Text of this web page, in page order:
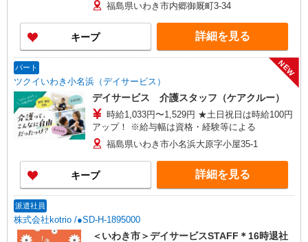
福島県いわき市内郷御厩町3-34
キープ 詳細を見る
パート
ツクイいわき小名浜（デイサービス）
NEW
デイサービス 介護スタッフ（ケアクルー）
時給1,033円〜1,529円 ★土日祝日は時給100円
アップ！ ※給与幅は資格・経験等による
福島県いわき市小名浜大原字小屋35-1
キープ 詳細を見る
派遣社員
株式会社kotrio /●SD-H-1895000
＜いわき市＞デイサービスSTAFF＊16時退社